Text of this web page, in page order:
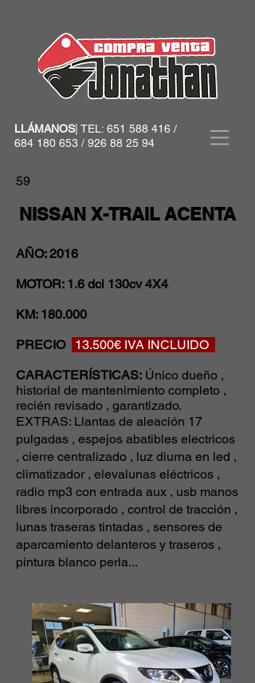
LLÁMANOS| TEL: 651 588 416 /
684 180 653 / 926 88 25 94
59
NISSAN X-TRAIL ACENTA
AÑO: 2016
MOTOR: 1.6 dci 130cv 4X4
KM: 180.000
PRECIO
13.500€ IVA INCLUIDO
CARACTERÍSTICAS: Único dueño ,
historial de mantenimiento completo ,
recién revisado , garantizado.
EXTRAS: Llantas de aleación 17
pulgadas , espejos abatibles electricos
, cierre centralizado , luz diurna en led ,
climatizador , elevalunas eléctricos ,
radio mp3 con entrada aux , usb manos
libres incorporado , control de tracción ,
lunas traseras tintadas , sensores de
aparcamiento delanteros y traseros ,
pintura blanco perla...